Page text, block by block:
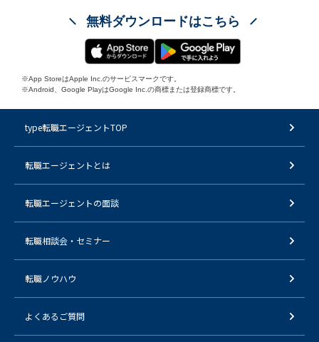
無料ダウンロードはこちら
※App StoreはApple Inc.のサービスマークです。
※Android、Google PlayはGoogle Inc.の商標または登録商標です。
type転職エージェントTOP
転職エージェントとは
転職エージェントの面談
転職相談会・セミナー
転職ノウハウ
よくあるご質問